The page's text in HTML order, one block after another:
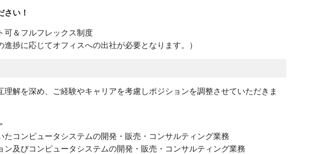
さい！
＆フルフレックス制度
進捗に応じてオフィスへの出社が必要となります。）
理解を深め、ご経験やキャリアを考慮しポジションを調整させていただきま
たコンピュータシステムの開発・販売・コンサルティング業務
ン及びコンピュータシステムの開発・販売・コンサルティング業務